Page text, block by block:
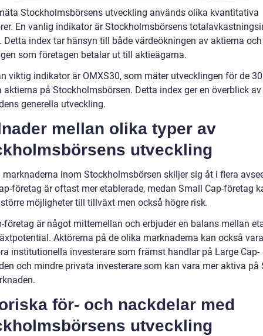
Stockholmsbörsens utveckling används olika kvantitativa
En vanlig indikator är Stockholmsbörsens
Detta index tar hänsyn till både värdeökningen av aktierna och
som företagen betalar ut till aktieägarna.
viktig indikator är OMXS30, som mäter utvecklingen för de
aktierna på Stockholmsbörsen. Detta index ger en överblick av
generella utveckling.
mellan olika typer av
utveckling
marknaderna inom Stockholmsbörsen skiljer sig åt i flera
företag är oftast mer etablerade, medan Small Cap-företag
möjligheter till tillväxt men också högre risk.
företag är något mittemellan och erbjuder en balans mellan
Aktörerna på de olika marknaderna kan också
institutionella investerare som främst handlar på Large Cap-
och mindre privata investerare som kan vara mer aktiva på
för- och nackdelar med
utveckling